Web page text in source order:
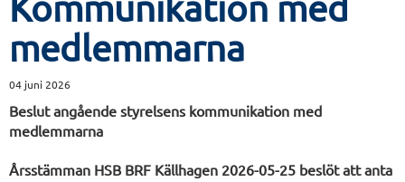
medlemmarna
04 juni 2026
Beslut angående styrelsens kommunikation med
medlemmarna
Årsstämman HSB BRF Källhagen 2026-05-25 beslöt att anta